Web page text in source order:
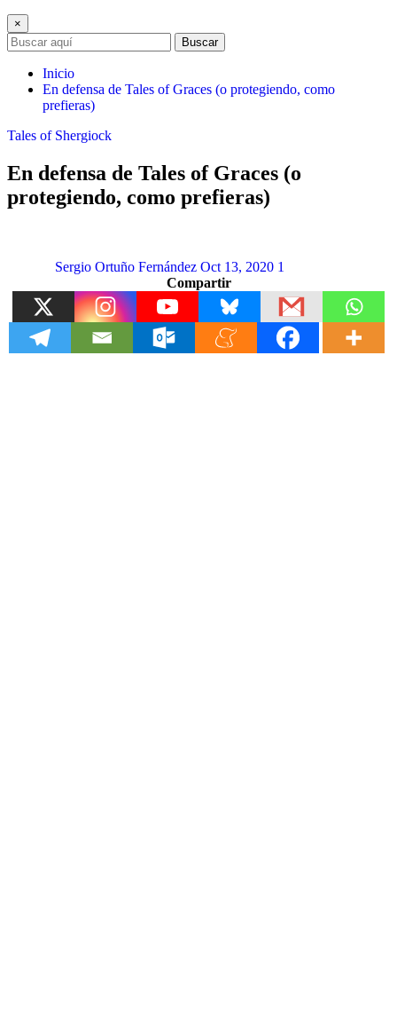
×
Buscar
Inicio
En defensa de Tales of Graces (o protegiendo, como
prefieras)
Tales of Shergiock
En defensa de Tales of Graces (o
protegiendo, como prefieras)
Sergio Ortuño Fernández Oct 13, 2020 1
Compartir